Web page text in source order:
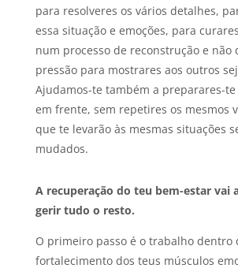
para resolveres os vários detalhes,
essa situação e emoções, para
num processo de reconstrução e não
pressão para mostrares aos outros
Ajudamos-te também a preparares-
em frente, sem repetires os mesmos
que te levarão às mesmas situações
mudados.
A recuperação do teu bem-estar vai
gerir tudo o resto.
O primeiro passo é o trabalho dentro
fortalecimento dos teus músculos